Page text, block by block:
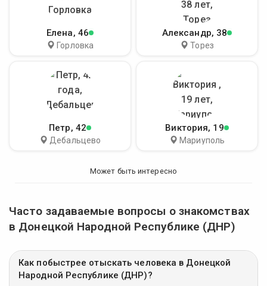
Елена, 46
Горловка
Александр, 38
Торез
Петр, 42
Дебальцево
Виктория, 19
Мариуполь
Может быть интересно
Часто задаваемые вопросы о знакомствах
в Донецкой Народной Республике (ДНР)
Как побыстрее отыскать человека в Донецкой
Народной Республике (ДНР)?